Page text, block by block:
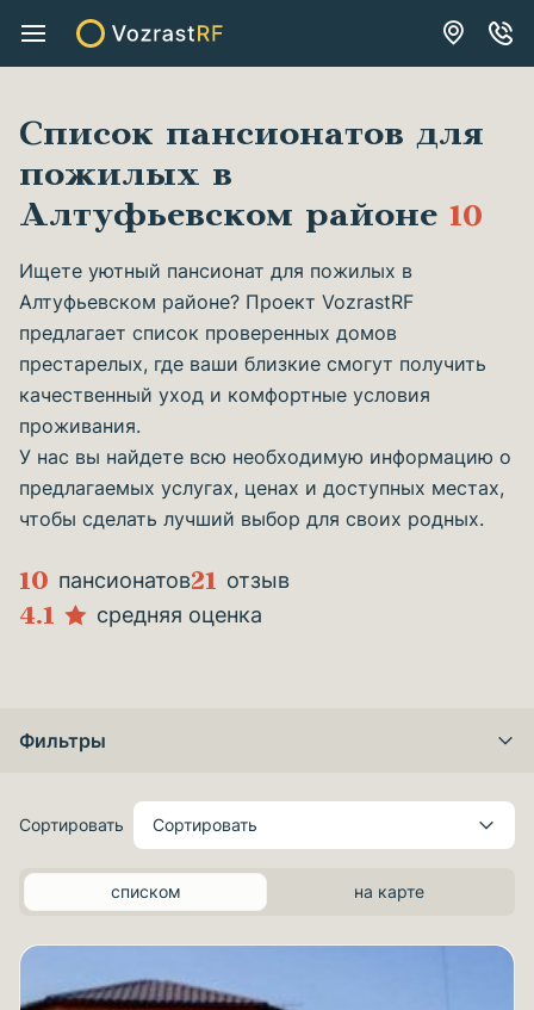
Список пансионатов для
пожилых в
Алтуфьевском районе 10
Ищете уютный пансионат для пожилых в
Алтуфьевском районе? Проект VozrastRF
предлагает список проверенных домов
престарелых, где ваши близкие смогут получить
качественный уход и комфортные условия
проживания.
У нас вы найдете всю необходимую информацию о
предлагаемых услугах, ценах и доступных местах,
чтобы сделать лучший выбор для своих родных.
10 пансионатов21 отзыв
4.1 средняя оценка
Фильтры
Сортировать Сортировать
списком на карте